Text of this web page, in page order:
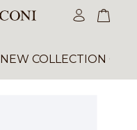
NEW COLLECTION